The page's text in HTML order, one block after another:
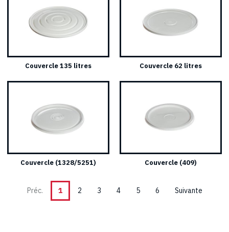
Couvercle 135 litres Couvercle 62 litres
Couvercle (1328/5251) Couvercle (409)
Préc. 1 2 3 4 5 6 Suivante